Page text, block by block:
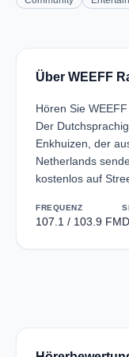
Über WEEFF
Hören Sie
Der
Enkhuizen, der
Netherlands
kostenlos auf
FREQUENZ
107.1 / 103.9 FM